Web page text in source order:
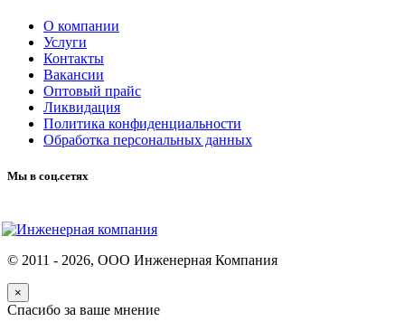
О компании
Услуги
Контакты
Вакансии
Оптовый прайс
Ликвидация
Политика конфиденциальности
Обработка персональных данных
Мы в соц.сетях
© 2011 - 2026, ООО Инженерная Компания
×
Спасибо за ваше мнение